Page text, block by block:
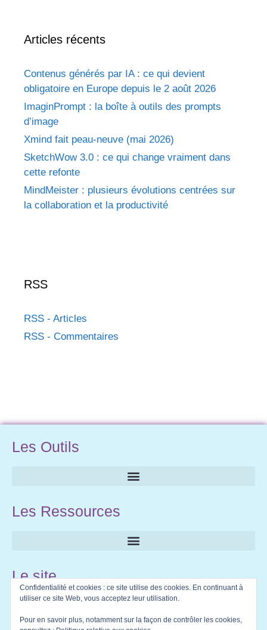
Articles récents
Contenus générés par IA : ce qui devient
obligatoire en Europe depuis le 2 août 2026
ImaginPrompt : la boîte à outils des prompts
d’image
Xmind fait peau-neuve (mai 2026)
SketchWow 3.0 : ce qui change vraiment dans
cette refonte
MindMeister : plusieurs évolutions centrées sur
la collaboration et la productivité
RSS
RSS - Articles
RSS - Commentaires
Les Outils
Les Ressources
Le site
Confidentialité et cookies : ce site utilise des cookies. En continuant à
utiliser ce site Web, vous acceptez leur utilisation.
Pour en savoir plus, notamment sur la façon de contrôler les cookies,